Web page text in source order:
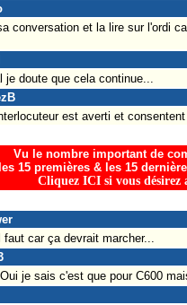
conversation et la lire sur l'ordi
doute que cela continue...
est averti et
Vu le nombre important de
15 premières & les 15
Cliquez ICI si vous désirez
car ça devrait marcher...
je sais c'est que pour C600